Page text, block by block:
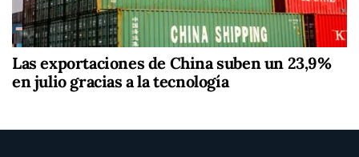
Las exportaciones de China suben un 23,9%
en julio gracias a la tecnología